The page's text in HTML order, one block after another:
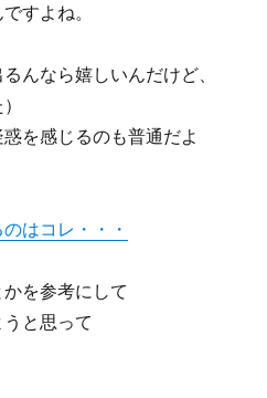
すよね。
んなら嬉しいんだけど、
を感じるのも普通だよ
はコレ・・・
を参考にして
と思って